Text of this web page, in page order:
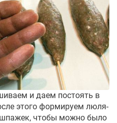
и даем постоять в
этого формируем люля-
чтобы можно было